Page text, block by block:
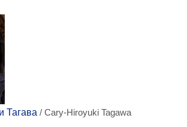
Тагава / Cary-Hiroyuki Tagawa